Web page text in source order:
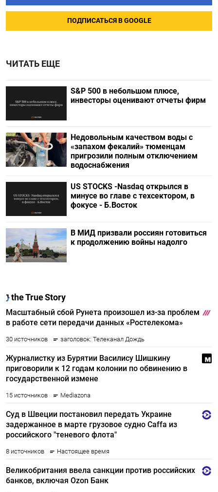
ПОДПИСАТЬСЯ В GOOGLE
ЧИТАТЬ ЕЩЕ
S&P 500 в небольшом плюсе,
инвесторы оценивают отчеты фирм
Недовольным качеством воды с
«запахом фекалий» тюменцам
пригрозили полным отключением
водоснабжения
US STOCKS -Nasdaq открылся в
минусе во главе с техсектором, в
фокусе - Б.Восток
В МИД призвали россиян готовиться
к продолжению войны надолго